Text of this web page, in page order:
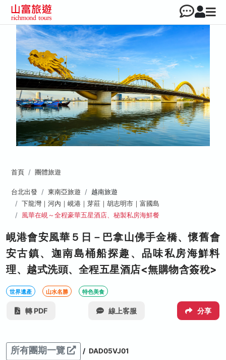
首頁 團體旅遊
台北出發 東南亞旅遊
越南旅遊
下龍灣｜河內｜峴港｜芽莊｜胡志明市｜富國島
風華在峴～全程豪華五星酒店、秘製私房海鮮餐
峴港會安風華５日－巴拿山佛手金橋、懷舊會
安古鎮、迦南島桶船探趣、品味私房海鮮料
理、越式洗頭、全程五星酒店<無購物含簽稅>
世界遺產 山水名勝 特色美食
轉 PDF 線上客服 分享
所有團期一覽 / DAD05VJ01